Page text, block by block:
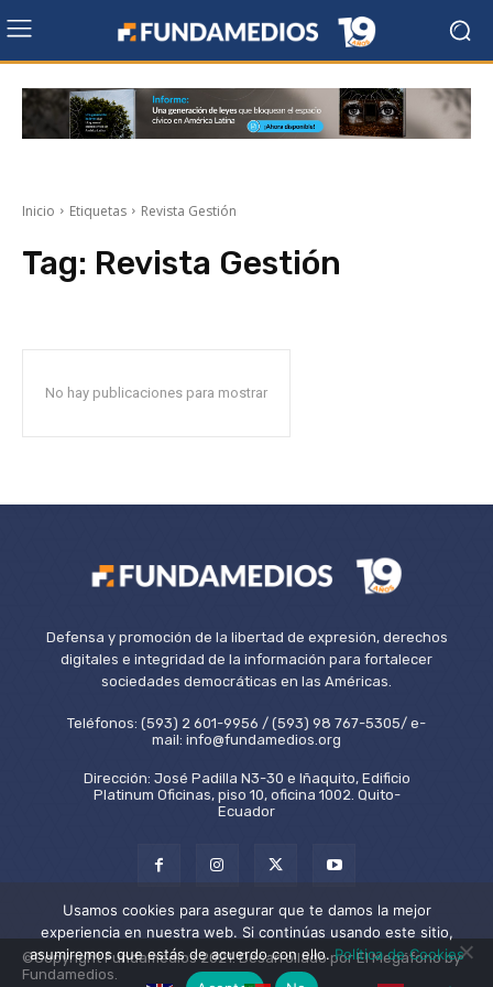
Inicio Etiquetas Revista Gestión
Tag: Revista Gestión
No hay publicaciones para mostrar
Defensa y promoción de la libertad de expresión, derechos
digitales e integridad de la información para fortalecer
sociedades democráticas en las Américas.
Teléfonos: (593) 2 601-9956 / (593) 98 767-5305/ e-
mail: info@fundamedios.org
Dirección: José Padilla N3-30 e Iñaquito, Edificio
Platinum Oficinas, piso 10, oficina 1002. Quito-
Ecuador
©Copyright Fundamedios 2021. Desarrollado por El Megáfono by
Fundamedios.
Usamos cookies para asegurar que te damos la mejor
experiencia en nuestra web. Si continúas usando este sitio,
asumiremos que estás de acuerdo con ello.Política de Cookies